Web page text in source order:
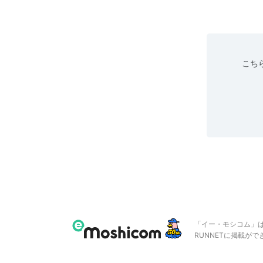
こち
「イー・モシコム
RUNNETに掲載がで